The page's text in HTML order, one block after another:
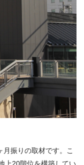
振りの取材です。こ